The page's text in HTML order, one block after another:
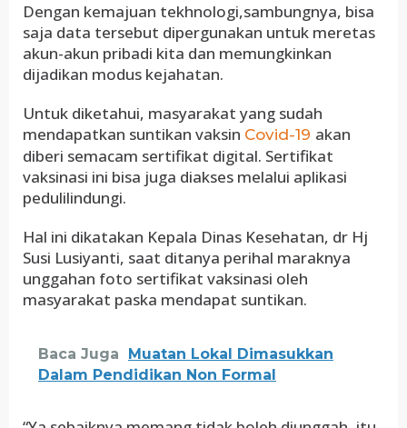
Dengan kemajuan tekhnologi,sambungnya, bisa
saja data tersebut dipergunakan untuk meretas
akun-akun pribadi kita dan memungkinkan
dijadikan modus kejahatan.
Untuk diketahui, masyarakat yang sudah
mendapatkan suntikan vaksin Covid-19 akan
diberi semacam sertifikat digital. Sertifikat
vaksinasi ini bisa juga diakses melalui aplikasi
pedulilindungi.
Hal ini dikatakan Kepala Dinas Kesehatan, dr Hj
Susi Lusiyanti, saat ditanya perihal maraknya
unggahan foto sertifikat vaksinasi oleh
masyarakat paska mendapat suntikan.
Baca Juga
Muatan Lokal Dimasukkan
Dalam Pendidikan Non Formal